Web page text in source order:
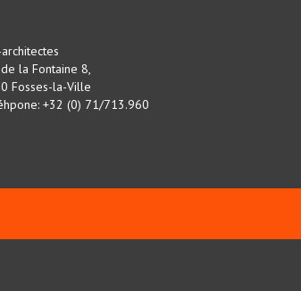
la Fontaine 8,
Fosses-la-Ville
+32 (0) 71/713.960